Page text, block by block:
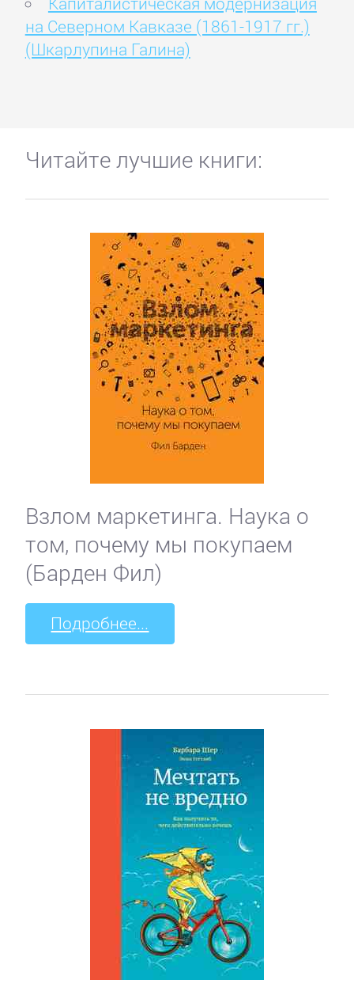
на Северном Кавказе (1861-1917 гг.)
(Шкарлупина Галина)
Читайте лучшие книги:
Взлом маркетинга. Наука о
том, почему мы покупаем
(Барден Фил)
Подробнее...